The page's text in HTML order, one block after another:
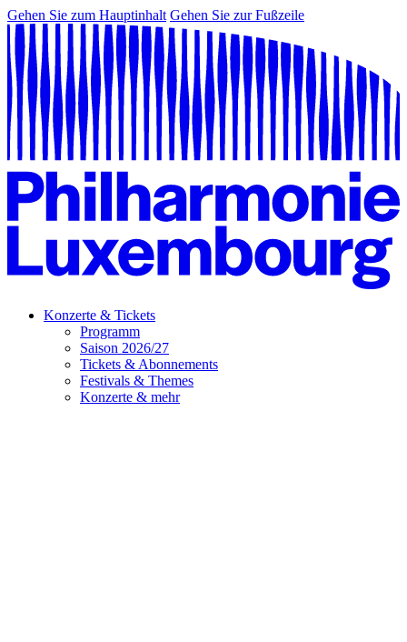
Gehen Sie zum Hauptinhalt Gehen Sie zur Fußzeile
Konzerte & Tickets
Programm
Saison 2026/27
Tickets & Abonnements
Festivals & Themes
Konzerte & mehr